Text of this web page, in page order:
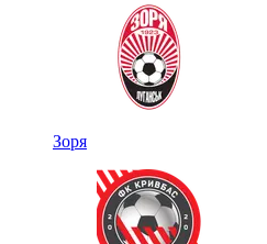
Зоря